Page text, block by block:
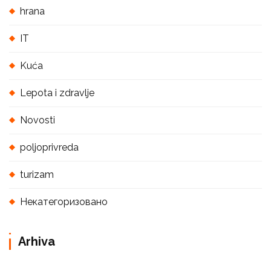
hrana
IT
Kuća
Lepota i zdravlje
Novosti
poljoprivreda
turizam
Некатегоризовано
Arhiva